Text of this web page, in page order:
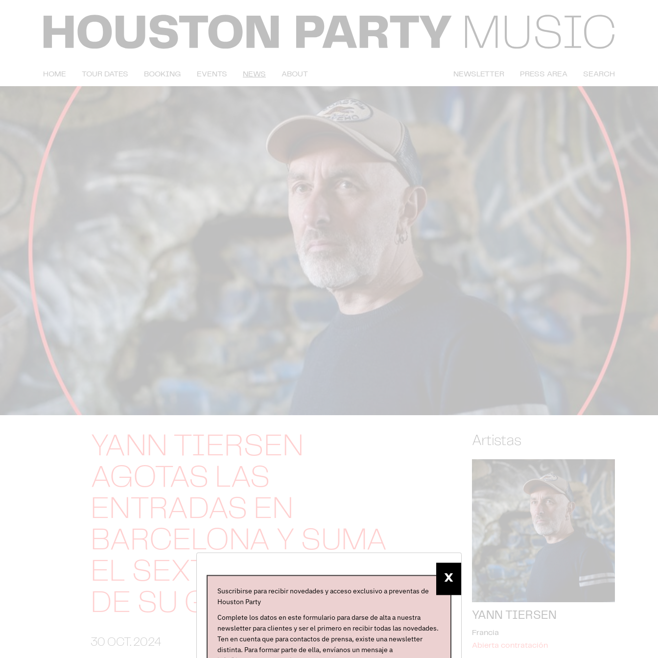
HOME TOUR DATES BOOKING EVENTS NEWS ABOUT NEWSLETTER PRESS AREA SEARCH
YANN TIERSEN
AGOTAS LAS
ENTRADAS EN
BARCELONA Y SUMA
EL SEXTO SOLD OUT
DE SU GIRA
30 OCT. 2024
Artistas
YANN TIERSEN
Francia
Abierta contratación
X
Suscribirse para recibir novedades y acceso exclusivo a preventas de
Houston Party
Complete los datos en este formulario para darse de alta a nuestra
newsletter para clientes y ser el primero en recibir todas las novedades.
Ten en cuenta que para contactos de prensa, existe una newsletter
distinta. Para formar parte de ella, envíanos un mensaje a